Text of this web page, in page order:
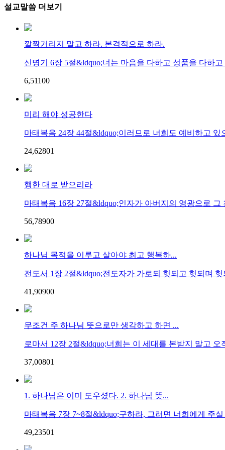
설교말씀 더보기
깔짝거리지 말고 하라. 본격적으로 하라.
신명기 6장 5절&ldquo;너는 마음을 다하고 성품을 다하고
6,51100
미리 해야 성공한다
마태복음 24장 44절&ldquo;이러므로 너희도 예비하고 있
24,62801
행한 대로 받으리라
마태복음 16장 27절&ldquo;인자가 아버지의 영광으로 그
56,78900
하나님 목적을 이루고 살아야 최고 행복하...
전도서 1장 2절&ldquo;전도자가 가로되 헛되고 헛되며 헛
41,90900
무조건 주 하나님 뜻으로만 생각하고 하면 ...
로마서 12장 2절&ldquo;너희는 이 세대를 본받지 말고 오
37,00801
1. 하나님은 이미 도우셨다. 2. 하나님 뜻...
마태복음 7장 7~8절&ldquo;구하라, 그러면 너희에게 주실
49,23501